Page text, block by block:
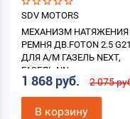
SDV MOTORS
МЕХАНИЗМ НАТЯЖЕНИЯ
РЕМНЯ ДВ.FOTON 2.5 G21
ДЛЯ А/М ГАЗЕЛЬ NEXT,
ГАЗЕЛЬ NN
1 868 руб. 2 075
В корзину